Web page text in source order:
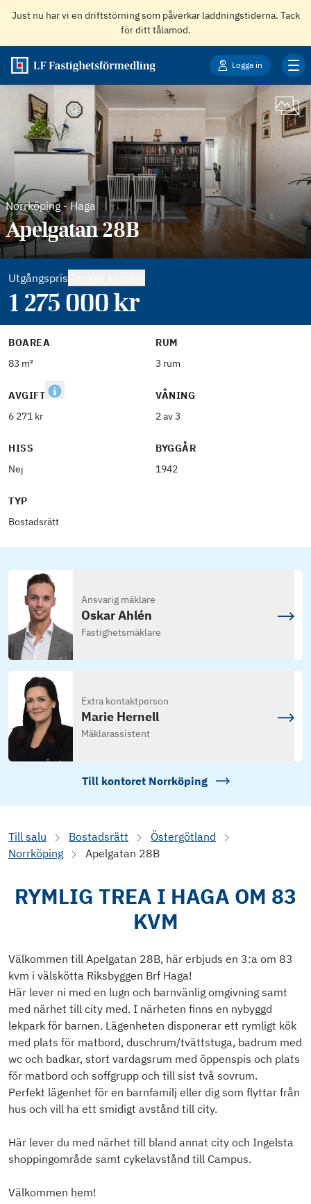
Just nu har vi en driftstörning som påverkar laddningstiderna. Tack
för ditt tålamod.
Logga in
Norrköping -Haga
Apelgatan 28B
Utgångspris
1 275 000kr
BOAREA
83 m²
RUM
3 rum
AVGIFT
6 271 kr
VÅNING
2 av 3
HISS
Nej
BYGGÅR
1942
TYP
Bostadsrätt
Ansvarig mäklare
Oskar Ahlén
Fastighetsmäklare
Extra kontaktperson
Marie Hernell
Mäklarassistent
Till kontoret Norrköping
Till salu Bostadsrätt
Östergötland
Norrköping
Apelgatan 28B
RYMLIG TREA I HAGA OM 83
KVM
Välkommen till Apelgatan 28B, här erbjuds en 3:a om 83
kvm i välskötta Riksbyggen Brf Haga!
Här lever ni med en lugn och barnvänlig omgivning samt
med närhet till city med. I närheten finns en nybyggd
lekpark för barnen. Lägenheten disponerar ett rymligt kök
med plats för matbord, duschrum/tvättstuga, badrum med
wc och badkar, stort vardagsrum med öppenspis och plats
för matbord och soffgrupp och till sist två sovrum.
Perfekt lägenhet för en barnfamilj eller dig som flyttar från
hus och vill ha ett smidigt avstånd till city.
Här lever du med närhet till bland annat city och Ingelsta
shoppingområde samt cykelavstånd till Campus.
Välkommen hem!